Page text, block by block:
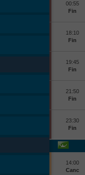
00:55
Fin
18:10
Fin
19:45
Fin
21:50
Fin
23:30
Fin
14:00
Canc